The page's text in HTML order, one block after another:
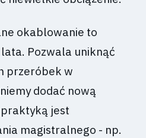
okablowanie to
Pozwala uniknąć
przeróbek w
dodać nową
jest
magistralnego - np.